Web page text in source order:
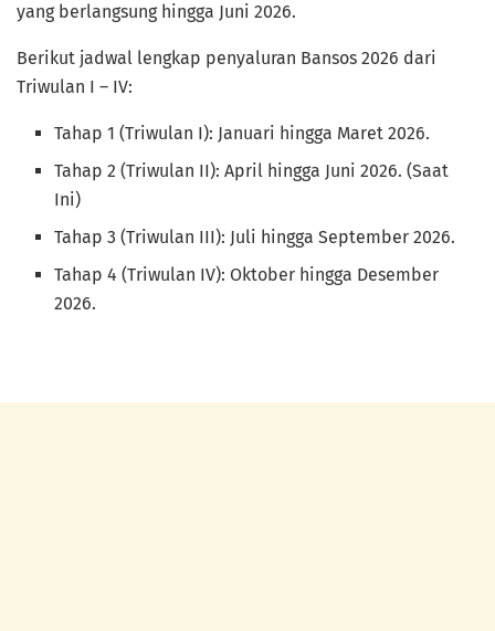
yang berlangsung hingga Juni 2026.
Berikut jadwal lengkap penyaluran Bansos 2026 dari
Triwulan I – IV:
Tahap 1 (Triwulan I): Januari hingga Maret 2026.
Tahap 2 (Triwulan II): April hingga Juni 2026. (Saat
Ini)
Tahap 3 (Triwulan III): Juli hingga September 2026.
Tahap 4 (Triwulan IV): Oktober hingga Desember
2026.